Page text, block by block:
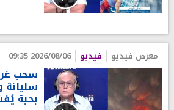
معرض فيديو فيديو 2026/08/06 09:35
سحب
سليانة
بحبة